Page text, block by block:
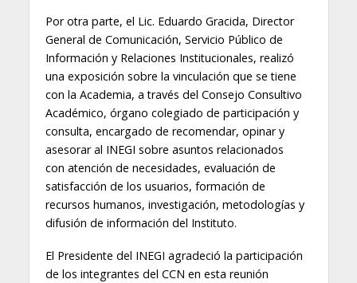
Por otra parte, el Lic. Eduardo Gracida, Director
General de Comunicación, Servicio Público de
Información y Relaciones Institucionales, realizó
una exposición sobre la vinculación que se tiene
con la Academia, a través del Consejo Consultivo
Académico, órgano colegiado de participación y
consulta, encargado de recomendar, opinar y
asesorar al INEGI sobre asuntos relacionados
con atención de necesidades, evaluación de
satisfacción de los usuarios, formación de
recursos humanos, investigación, metodologías y
difusión de información del Instituto.
El Presidente del INEGI agradeció la participación
de los integrantes del CCN en esta reunión